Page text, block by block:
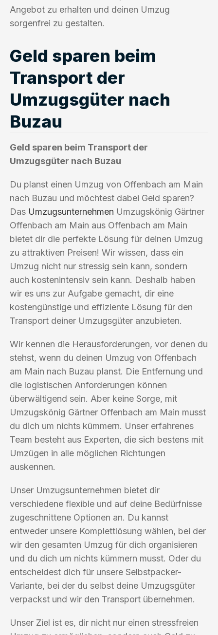
Angebot zu erhalten und deinen Umzug
sorgenfrei zu gestalten.
Geld sparen beim
Transport der
Umzugsgüter nach
Buzau
Geld sparen beim Transport der
Umzugsgüter nach Buzau
Du planst einen Umzug von Offenbach am Main
nach Buzau und möchtest dabei Geld sparen?
Das Umzugsunternehmen Umzugskönig Gärtner
Offenbach am Main aus Offenbach am Main
bietet dir die perfekte Lösung für deinen Umzug
zu attraktiven Preisen! Wir wissen, dass ein
Umzug nicht nur stressig sein kann, sondern
auch kostenintensiv sein kann. Deshalb haben
wir es uns zur Aufgabe gemacht, dir eine
kostengünstige und effiziente Lösung für den
Transport deiner Umzugsgüter anzubieten.
Wir kennen die Herausforderungen, vor denen du
stehst, wenn du deinen Umzug von Offenbach
am Main nach Buzau planst. Die Entfernung und
die logistischen Anforderungen können
überwältigend sein. Aber keine Sorge, mit
Umzugskönig Gärtner Offenbach am Main musst
du dich um nichts kümmern. Unser erfahrenes
Team besteht aus Experten, die sich bestens mit
Umzügen in alle möglichen Richtungen
auskennen.
Unser Umzugsunternehmen bietet dir
verschiedene flexible und auf deine Bedürfnisse
zugeschnittene Optionen an. Du kannst
entweder unsere Komplettlösung wählen, bei der
wir den gesamten Umzug für dich organisieren
und du dich um nichts kümmern musst. Oder du
entscheidest dich für unsere Selbstpacker-
Variante, bei der du selbst deine Umzugsgüter
verpackst und wir den Transport übernehmen.
Unser Ziel ist es, dir nicht nur einen stressfreien